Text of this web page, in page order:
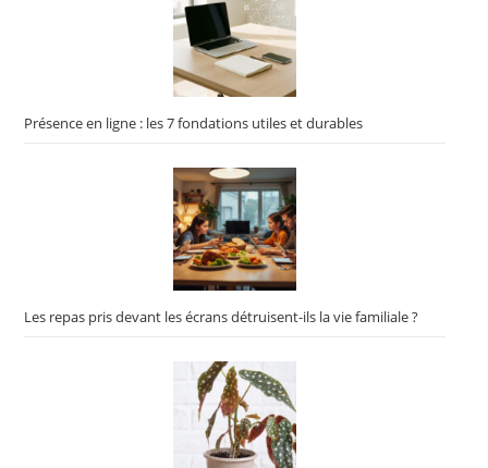
Présence en ligne : les 7 fondations utiles et durables
Les repas pris devant les écrans détruisent-ils la vie familiale ?